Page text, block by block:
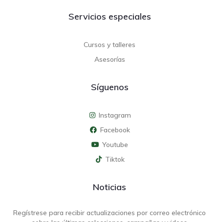
Servicios especiales
Cursos y talleres
Asesorías
Síguenos
Instagram
Facebook
Youtube
Tiktok
Noticias
Regístrese para recibir actualizaciones por correo electrónico